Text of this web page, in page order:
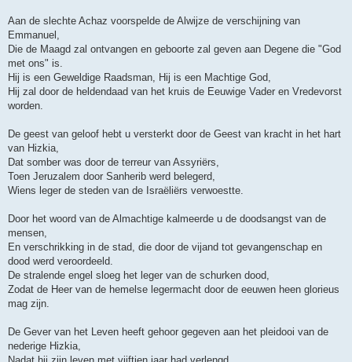
Aan de slechte Achaz voorspelde de Alwijze de verschijning van
Emmanuel,
Die de Maagd zal ontvangen en geboorte zal geven aan Degene die "God
met ons" is.
Hij is een Geweldige Raadsman, Hij is een Machtige God,
Hij zal door de heldendaad van het kruis de Eeuwige Vader en Vredevorst
worden.
De geest van geloof hebt u versterkt door de Geest van kracht in het hart
van Hizkia,
Dat somber was door de terreur van Assyriërs,
Toen Jeruzalem door Sanherib werd belegerd,
Wiens leger de steden van de Israëliërs verwoestte.
Door het woord van de Almachtige kalmeerde u de doodsangst van de
mensen,
En verschrikking in de stad, die door de vijand tot gevangenschap en
dood werd veroordeeld.
De stralende engel sloeg het leger van de schurken dood,
Zodat de Heer van de hemelse legermacht door de eeuwen heen glorieus
mag zijn.
De Gever van het Leven heeft gehoor gegeven aan het pleidooi van de
nederige Hizkia,